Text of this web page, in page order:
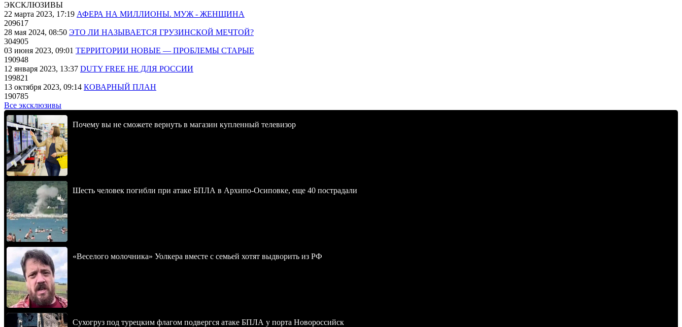
ЭКСКЛЮЗИВЫ
22 марта 2023, 17:19 АФЕРА НА МИЛЛИОНЫ. МУЖ - ЖЕНЩИНА
209617
28 мая 2024, 08:50 ЭТО ЛИ НАЗЫВАЕТСЯ ГРУЗИНСКОЙ МЕЧТОЙ?
304905
03 июня 2023, 09:01 ТЕРРИТОРИИ НОВЫЕ — ПРОБЛЕМЫ СТАРЫЕ
190948
12 января 2023, 13:37 DUTY FREE НЕ ДЛЯ РОССИИ
199821
13 октября 2023, 09:14 КОВАРНЫЙ ПЛАН
190785
Все эксклюзивы
Почему вы не сможете вернуть в магазин купленный телевизор
Шесть человек погибли при атаке БПЛА в Архипо-Осиповке, еще 40 пострадали
«Веселого молочника» Уолкера вместе с семьей хотят выдворить из РФ
Сухогруз под турецким флагом подвергся атаке БПЛА у порта Новороссийск